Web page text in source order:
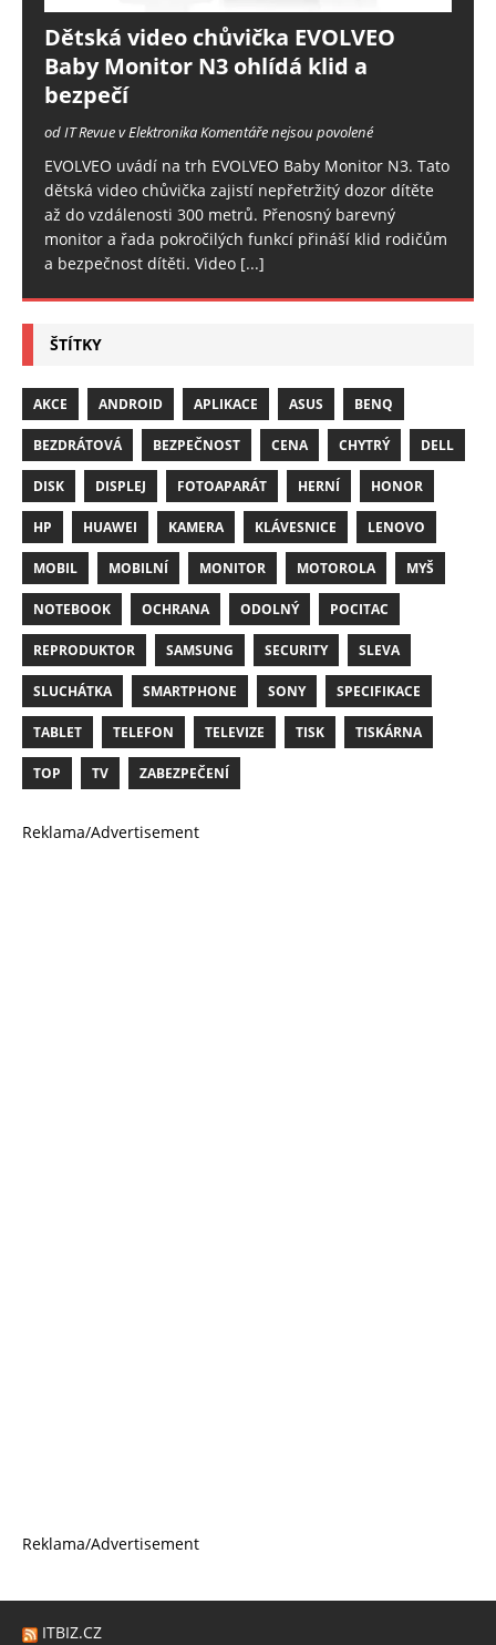
Dětská video chůvička EVOLVEO
Baby Monitor N3 ohlídá klid a
bezpečí
od IT Revue v ElektronikaKomentáře nejsou povolené
EVOLVEO uvádí na trh EVOLVEO Baby Monitor N3. Tato
dětská video chůvička zajistí nepřetržitý dozor dítěte
až do vzdálenosti 300 metrů. Přenosný barevný
monitor a řada pokročilých funkcí přináší klid rodičům
a bezpečnost dítěti. Video [...]
ŠTÍTKY
AKCE ANDROID APLIKACE ASUS BENQ
BEZDRÁTOVÁ BEZPEČNOST CENA CHYTRÝ DELL
DISK DISPLEJ FOTOAPARÁT HERNÍ HONOR
HP HUAWEI KAMERA KLÁVESNICE LENOVO
MOBIL MOBILNÍ MONITOR MOTOROLA MYŠ
NOTEBOOK OCHRANA ODOLNÝ POCITAC
REPRODUKTOR SAMSUNG SECURITY SLEVA
SLUCHÁTKA SMARTPHONE SONY SPECIFIKACE
TABLET TELEFON TELEVIZE TISK TISKÁRNA
TOP TV ZABEZPEČENÍ
Reklama/Advertisement
Reklama/Advertisement
ITBIZ.CZ